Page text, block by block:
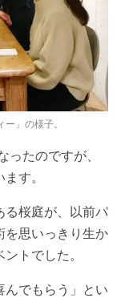
」の様子。
たのですが、
す。
る桜庭が、以前パ
を思いっきり生か
トでした。
んでもらう」とい